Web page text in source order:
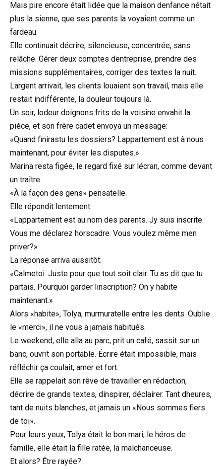
Mais pire encore était lidée que la maison denfance nétait
plus la sienne, que ses parents la voyaient comme un
fardeau.
Elle continuait décrire, silencieuse, concentrée, sans
relâche. Gérer deux comptes dentreprise, prendre des
missions supplémentaires, corriger des textes la nuit.
Largent arrivait, les clients louaient son travail, mais elle
restait indifférente, la douleur toujours là.
Un soir, lodeur doignons frits de la voisine envahit la
pièce, et son frère cadet envoya un message:
«Quand finirastu les dossiers? Lappartement est à nous
maintenant, pour éviter les disputes.»
Marina resta figée, le regard fixé sur lécran, comme devant
un traître.
«À la façon des gens» pensatelle.
Elle répondit lentement:
«Lappartement est au nom des parents. Jy suis inscrite.
Vous me déclarez horscadre. Vous voulez même men
priver?»
La réponse arriva aussitôt:
«Calmetoi. Juste pour que tout soit clair. Tu as dit que tu
partais. Pourquoi garder linscription? On y habite
maintenant.»
Alors «habite», Tolya, murmuratelle entre les dents. Oublie
le «merci», il ne vous a jamais habitués.
Le weekend, elle alla au parc, prit un café, sassit sur un
banc, ouvrit son portable. Écrire était impossible, mais
réfléchir ça coulait, amer et fort.
Elle se rappelait son rêve de travailler en rédaction,
décrire de grands textes, dinspirer, déclairer. Tant dheures,
tant de nuits blanches, et jamais un «Nous sommes fiers
de toi».
Pour leurs yeux, Tolya était le bon mari, le héros de
famille, elle était la fille ratée, la malchanceuse.
Et alors? Être rayée?